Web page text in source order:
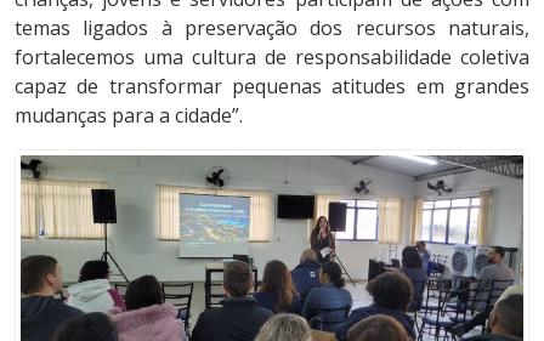
temas ligados à preservação dos recursos naturais,
fortalecemos uma cultura de responsabilidade coletiva
capaz de transformar pequenas atitudes em grandes
mudanças para a cidade”.